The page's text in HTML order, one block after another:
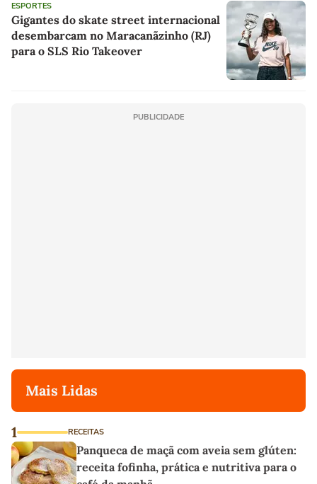
ESPORTES
Gigantes do skate street internacional
desembarcam no Maracanãzinho (RJ)
para o SLS Rio Takeover
PUBLICIDADE
Mais Lidas
1 RECEITAS
Panqueca de maçã com aveia sem glúten:
receita fofinha, prática e nutritiva para o